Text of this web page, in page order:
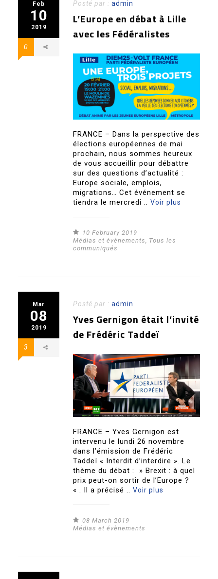
Feb
10
2019
0
Posté par :admin
L’Europe en débat à Lille
avec les Fédéralistes
FRANCE – Dans la perspective des
élections européennes de mai
prochain, nous sommes heureux
de vous accueillir pour débattre
sur des questions d’actualité :
Europe sociale, emplois,
migrations… Cet événement se
tiendra le mercredi ..Voir plus
10 February 2019
Médias et évènements
Tous les
communiqués
Mar
08
2019
3
Posté par :admin
Yves Gernigon était l’invité
de Frédéric Taddeï
FRANCE – Yves Gernigon est
intervenu le lundi 26 novembre
dans l’émission de Frédéric
Taddeï « Interdit d’interdire ». Le
thème du débat : » Brexit : à quel
prix peut-on sortir de l’Europe ?
« . Il a précisé ..Voir plus
08 March 2019
Médias et évènements